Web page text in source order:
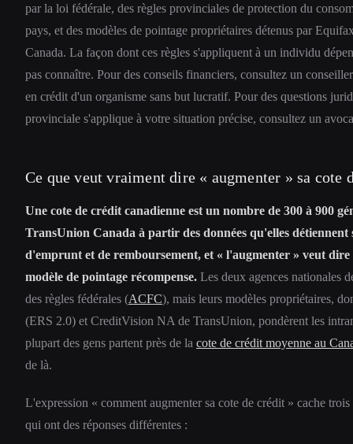
par la loi fédérale, des règles provinciales de protection du
pays, et des modèles de pointage propriétaires détenus par
Canada. La façon dont ces règles s'appliquent à un individu
pas connaître. Pour des conseils financiers, consultez un
en crédit d'un organisme sans but lucratif. Pour des questions
provinciale s'applique à votre situation précise, consultez un
Ce que veut vraiment dire « augmenter » sa cote
Une cote de crédit canadienne est un nombre de 300 à 900
TransUnion Canada à partir des données qu'elles
d'emprunt et de remboursement, et « l'augmenter » veut
modèle de pointage récompense. Les deux agences nationales
des règles fédérales (ACFC), mais leurs modèles propriétaires,
(ERS 2.0) et CreditVision NA de TransUnion, pondèrent les
plupart des gens partent près de la cote de crédit moyenne au
de là.
L'expression « comment augmenter sa cote de crédit » cache
qui ont des réponses différentes :